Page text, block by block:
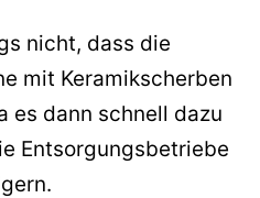
nicht, dass die
mit Keramikscherben
es dann schnell dazu
Entsorgungsbetriebe